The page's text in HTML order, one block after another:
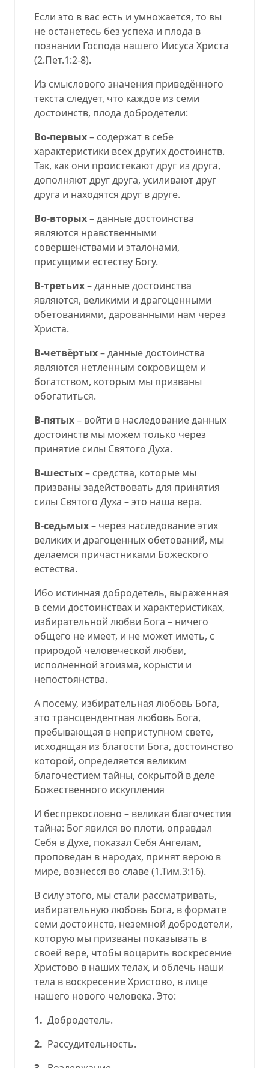
Если это в вас есть и умножается, то вы
не останетесь без успеха и плода в
познании Господа нашего Иисуса Христа
(2.Пет.1:2-8).
Из смыслового значения приведённого
текста следует, что каждое из семи
достоинств, плода добродетели:
Во-первых– содержат в себе
характеристики всех других достоинств.
Так, как они проистекают друг из друга,
дополняют друг друга, усиливают друг
друга и находятся друг в друге.
Во-вторых– данные достоинства
являются нравственными
совершенствами и эталонами,
присущими естеству Богу.
В-третьих– данные достоинства
являются, великими и драгоценными
обетованиями, дарованными нам через
Христа.
В-четвёртых– данные достоинства
являются нетленным сокровищем и
богатством, которым мы призваны
обогатиться.
В-пятых– войти в наследование данных
достоинств мы можем только через
принятие силы Святого Духа.
В-шестых– средства, которые мы
призваны задействовать для принятия
силы Святого Духа – это наша вера.
В-седьмых– через наследование этих
великих и драгоценных обетований, мы
делаемся причастниками Божеского
естества.
Ибо истинная добродетель, выраженная
в семи достоинствах и характеристиках,
избирательной любви Бога – ничего
общего не имеет, и не может иметь, с
природой человеческой любви,
исполненной эгоизма, корысти и
непостоянства.
А посему, избирательная любовь Бога,
это трансцендентная любовь Бога,
пребывающая в неприступном свете,
исходящая из благости Бога, достоинство
которой, определяется великим
благочестием тайны, сокрытой в деле
Божественного искупления
И беспрекословно – великая благочестия
тайна: Бог явился во плоти, оправдал
Себя в Духе, показал Себя Ангелам,
проповедан в народах, принят верою в
мире, вознесся во славе (1.Тим.3:16).
В силу этого, мы стали рассматривать,
избирательную любовь Бога, в формате
семи достоинств, неземной добродетели,
которую мы призваны показывать в
своей вере, чтобы воцарить воскресение
Христово в наших телах, и облечь наши
тела в воскресение Христово, в лице
нашего нового человека. Это:
1. Добродетель.
2. Рассудительность.